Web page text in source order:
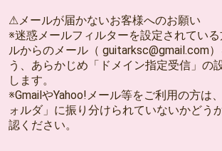
⚠メールが届かないお客様へのお願い
※迷惑メールフィルターを設定されてい
ルからのメール（ guitarksc@gmail.com
う、あらかじめ「ドメイン指定受信」の
します。
※GmailやYahoo!メール等をご利用の方は
ォルダ」に振り分けられていないかどう
認ください。